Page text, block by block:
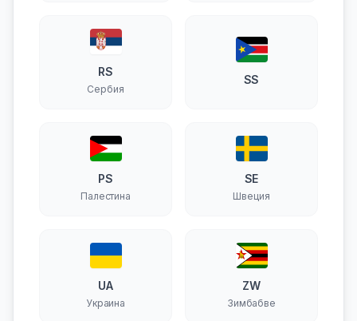
RS
Сербия
SS
PS
Палестина
SE
Швеция
UA
Украина
ZW
Зимбабве